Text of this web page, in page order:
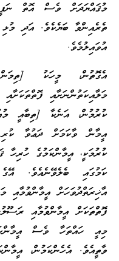
މުޤައްޔަދަށް ވެސް އޮތް
ތެރެއިންވާ ބަޔެކެވެ. އަދި
އުވައިލުމެވެ.
އެގޮތުން، މީހަކު
މަލާއިކަތުންނަށާއި
ކުރުމުން، އަނެކާ [ތިބާއީ
އީމާން ވާކަމަށް ދަޢުވާ
ކުރުމަކީ، އީމާންކަމުގެ
ކަމުގައި ބެލެވޭނެއެވެ.
އާޚިރަތްދުވަހަށް އީމާންވުމާއި
ފޮތްތަކަށް އީމާންވުމާއި
މިއީ ހައްތަހާ ވެސް
ވާތީއެވެ. އެހެންކަމުން،